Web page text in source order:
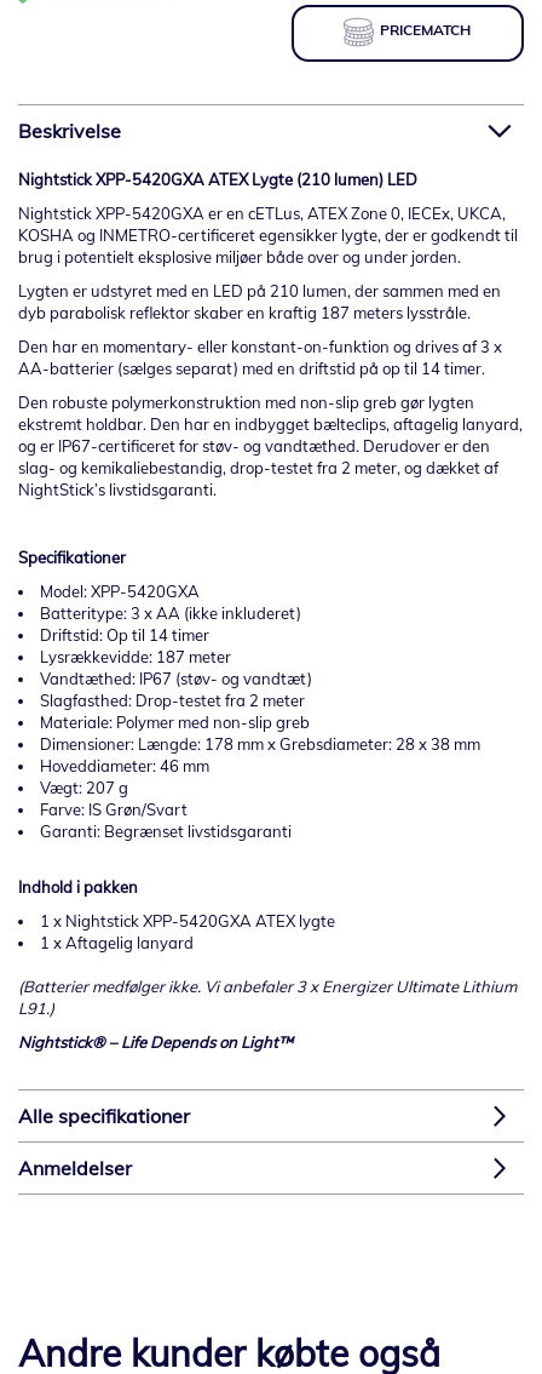
PRICEMATCH
Beskrivelse
Nightstick XPP-5420GXA ATEX Lygte (210 lumen) LED
Nightstick XPP-5420GXA er en cETLus, ATEX Zone 0, IECEx, UKCA,
KOSHA og INMETRO-certificeret egensikker lygte, der er godkendt til
brug i potentielt eksplosive miljøer både over og under jorden.
Lygten er udstyret med en LED på 210 lumen, der sammen med en
dyb parabolisk reflektor skaber en kraftig 187 meters lysstråle.
Den har en momentary- eller konstant-on-funktion og drives af 3 x
AA-batterier (sælges separat) med en driftstid på op til 14 timer.
Den robuste polymerkonstruktion med non-slip greb gør lygten
ekstremt holdbar. Den har en indbygget bælteclips, aftagelig lanyard,
og er IP67-certificeret for støv- og vandtæthed. Derudover er den
slag- og kemikaliebestandig, drop-testet fra 2 meter, og dækket af
NightStick’s livstidsgaranti.
Specifikationer
Model: XPP-5420GXA
Batteritype: 3 x AA (ikke inkluderet)
Driftstid: Op til 14 timer
Lysrækkevidde: 187 meter
Vandtæthed: IP67 (støv- og vandtæt)
Slagfasthed: Drop-testet fra 2 meter
Materiale: Polymer med non-slip greb
Dimensioner: Længde: 178 mm x Grebsdiameter: 28 x 38 mm
Hoveddiameter: 46 mm
Vægt: 207 g
Farve: IS Grøn/Svart
Garanti: Begrænset livstidsgaranti
Indhold i pakken
1 x Nightstick XPP-5420GXA ATEX lygte
1 x Aftagelig lanyard
(Batterier medfølger ikke. Vi anbefaler 3 x Energizer Ultimate Lithium
L91.)
Nightstick® – Life Depends on Light™
Alle specifikationer
Anmeldelser
Andre kunder købte også